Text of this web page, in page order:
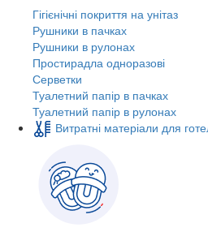
Гігієнічні покриття на унітаз
Рушники в пачках
Рушники в рулонах
Простирадла одноразові
Серветки
Туалетний папір в пачках
Туалетний папір в рулонах
Витратні матеріали для